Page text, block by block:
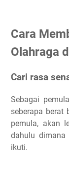
Cara
Olahraga
Cari rasa
Sebagai
seberapa berat
pemula, akan
dahulu dimana
ikuti.